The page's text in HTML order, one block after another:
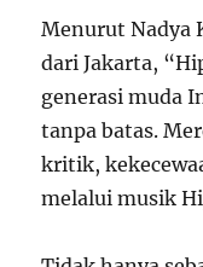
Menurut Nadya
dari Jakarta,
generasi muda
tanpa batas.
kritik,
melalui musik